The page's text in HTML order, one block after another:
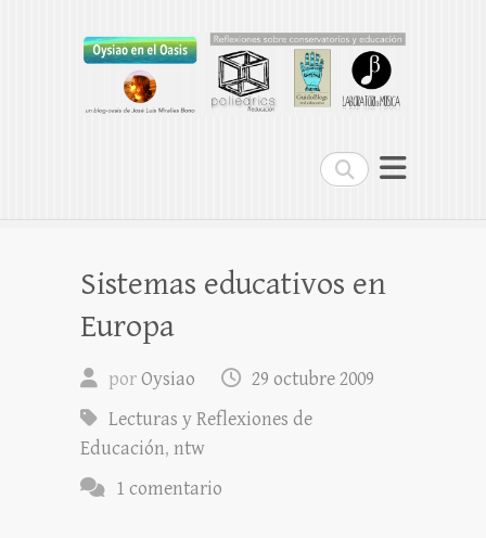
Buscar
Oysiao en el Oasis
Sistemas educativos en
Europa
porOysiao
29 octubre 2009
Lecturas y Reflexiones de
Educación, ntw
1 comentario